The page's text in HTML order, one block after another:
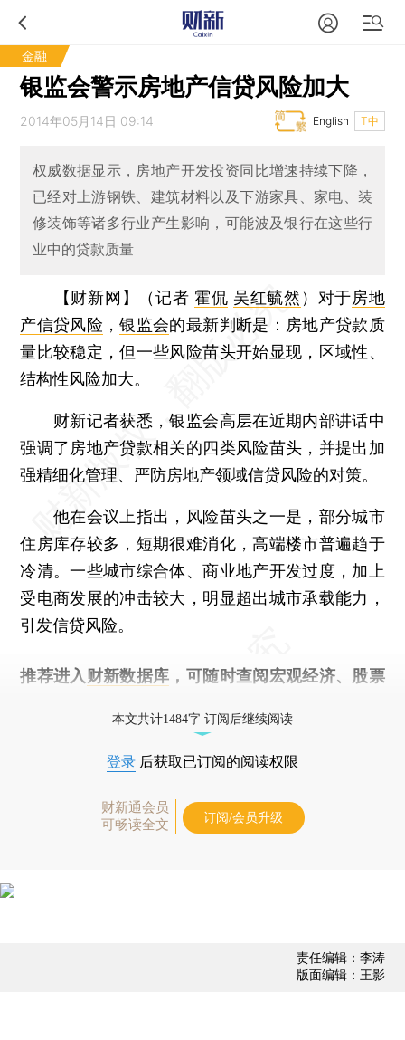
金融
银监会警示房地产信贷风险加大
2014年05月14日 09:14 T中
English
权威数据显示，房地产开发投资同比增速持续下降，
已经对上游钢铁、建筑材料以及下游家具、家电、装
修装饰等诸多行业产生影响，可能波及银行在这些行
业中的贷款质量
【财新网】（记者霍侃 吴红毓然 ） 对于房地
产信贷风险 ，银监会的最新判断是：房地产贷款质
量比较稳定，但一些风险苗头开始显现，区域性、
结构性风险加大。
财新记者获悉，银监会高层在近期内部讲话中
强调了房地产贷款相关的四类风险苗头，并提出加
强精细化管理、严防房地产领域信贷风险的对策。
他在会议上指出，风险苗头之一是，部分城市
住房库存较多，短期很难消化，高端楼市普遍趋于
冷清。一些城市综合体、商业地产开发过度，加上
受电商发展的冲击较大，明显超出城市承载能力，
引发信贷风险。
推荐进入 财新数据库 ，可随时查阅宏观经济、股票
本文共计1484字 订阅后继续阅读
登录 后获取已订阅的阅读权限
财新通会员
可畅读全文
订阅/会员升级
责任编辑：李涛
版面编辑：王影